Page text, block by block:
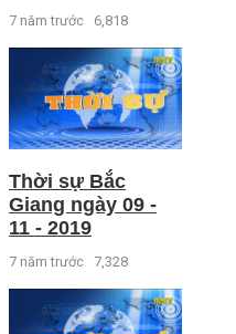
7 năm trước 6,818
Thời sự Bắc
Giang ngày 09 -
11 - 2019
7 năm trước 7,328